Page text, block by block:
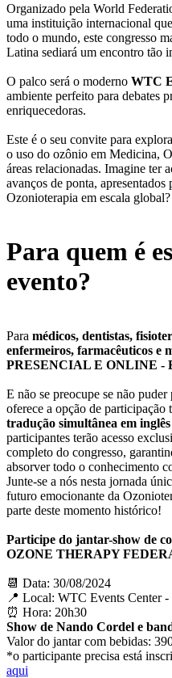
Organizado pela World
uma instituição internacional
todo o mundo, este congresso
Latina sediará um encontro tão
O palco será o moderno WTC
ambiente perfeito para debates
enriquecedoras.
Este é o seu convite para
o uso do ozônio em Medicina,
áreas relacionadas. Imagine ter
avanços de ponta,
Ozonioterapia em escala global?
Para quem é
evento?
Para médicos, dentistas,
enfermeiros, farmacêuticos e
PRESENCIAL E ONLINE -
E não se preocupe se não
oferece a opção de participação
tradução simultânea em
participantes terão acesso
completo do congresso,
absorver todo o conhecimento
Junte-se a nós nesta jornada
futuro emocionante da
parte deste momento histórico!
Participe do jantar-show de
OZONE THERAPY
📆 Data: 30/08/2024
📍 Local: WTC Events Center
⏰ Hora: 20h30
Show de Nando Cordel e
Valor do jantar com bebidas:
*o participante precisa está
aqui